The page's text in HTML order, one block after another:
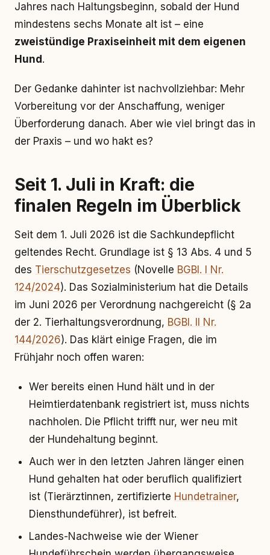
Jahres nach Haltungsbeginn, sobald der Hund
mindestens sechs Monate alt ist – eine
zweistündige Praxiseinheit mit dem eigenen
Hund .
Der Gedanke dahinter ist nachvollziehbar: Mehr
Vorbereitung vor der Anschaffung, weniger
Überforderung danach. Aber wie viel bringt das in
der Praxis – und wo hakt es?
Seit 1. Juli in Kraft: die
finalen Regeln im Überblick
Seit dem 1. Juli 2026 ist die Sachkundepflicht
geltendes Recht. Grundlage ist § 13 Abs. 4 und 5
des Tierschutzgesetzes (Novelle BGBl. I Nr.
124/2024). Das Sozialministerium hat die Details
im Juni 2026 per Verordnung nachgereicht (§ 2a
der 2. Tierhaltungsverordnung, BGBl. II Nr.
144/2026). Das klärt einige Fragen, die im
Frühjahr noch offen waren:
Wer bereits einen Hund hält und in der
Heimtierdatenbank registriert ist, muss nichts
nachholen. Die Pflicht trifft nur, wer neu mit
der Hundehaltung beginnt.
Auch wer in den letzten Jahren länger einen
Hund gehalten hat oder beruflich qualifiziert
ist (Tierärztinnen, zertifizierte Hundetrainer,
Diensthundeführer), ist befreit.
Landes-Nachweise wie der Wiener